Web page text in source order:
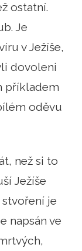
ostatní.
Je
v Ježíše,
dovoleni
příkladem
oděvu
než si to
Ježíše
stvoření je
napsán ve